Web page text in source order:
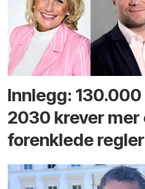
Innlegg:
2030 krever mer
forenklede regler